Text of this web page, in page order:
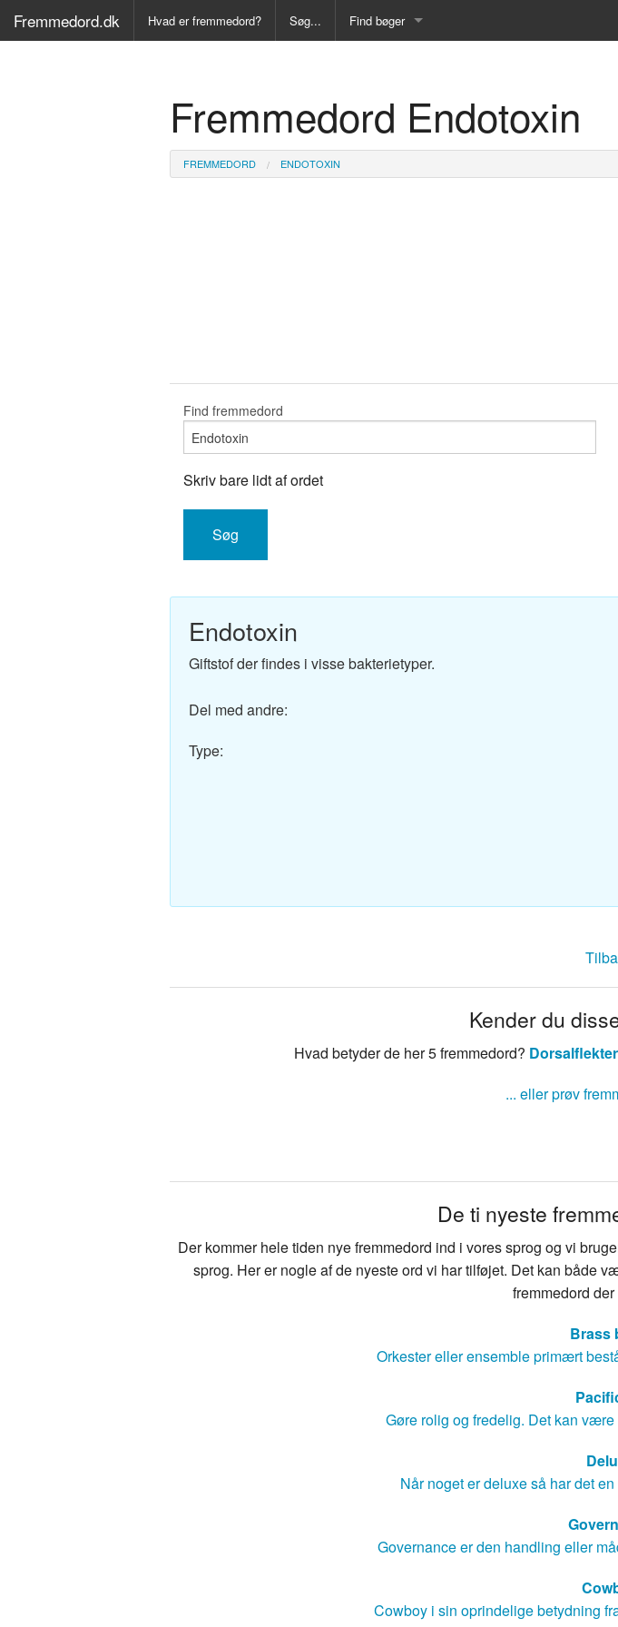
Fremmedord.dk Hvad er fremmedord? Søg... Find bøger
Ordbog over det danske sprog
Fremmedsprog
Engelsk-Dansk ordbog
Fransk-Dansk ordbog
Svensk-Dansk ordbog
Fremmedord Endotoxin
FREMMEDORD ENDOTOXIN
Find fremmedord
Skriv bare lidt af ordet
Endotoxin
Giftstof der findes i visse bakterietyper.
Del med andre:
Type:
Kender du
Hvad betyder de her 5 fremmedord?
... eller prøv
De ti nyeste
Der kommer hele tiden nye fremmedord ind i vores sprog og vi
sprog. Her er nogle af de nyeste ord vi har tilføjet. Det kan både
fremmedord
Brass
Orkester eller ensemble primært
Gøre rolig og fredelig. Det kan
Når noget er deluxe så har det
Governance er den handling eller
Cowboy i sin oprindelige betydning